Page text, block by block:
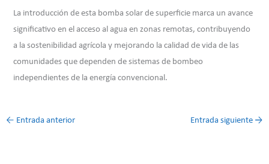
La introducción de esta bomba solar de superficie marca un avance
significativo en el acceso al agua en zonas remotas, contribuyendo
a la sostenibilidad agrícola y mejorando la calidad de vida de las
comunidades que dependen de sistemas de bombeo
independientes de la energía convencional.
← Entrada anterior Entrada siguiente →